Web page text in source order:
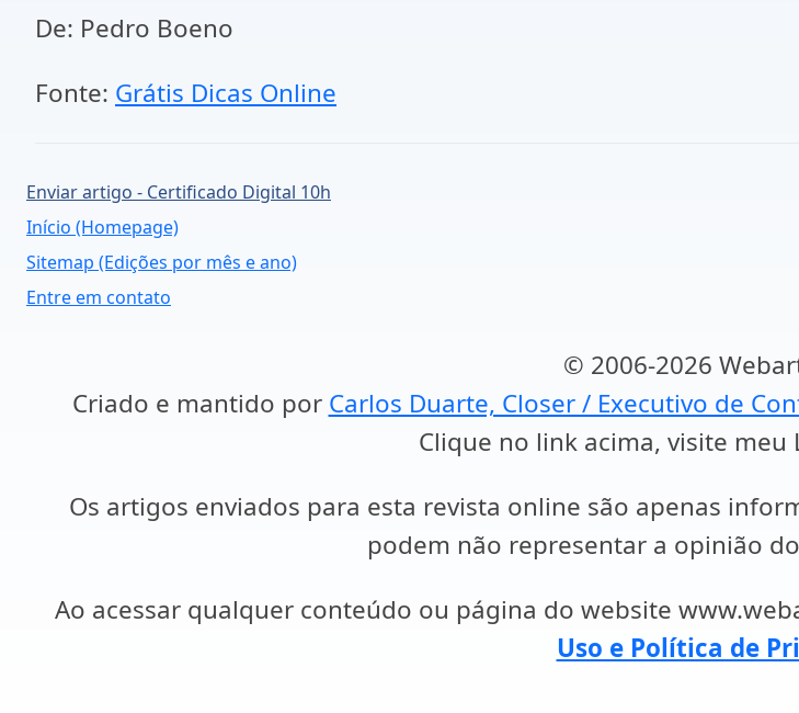
De: Pedro Boeno
Fonte: Grátis Dicas Online
Enviar artigo - Certificado Digital 10h
Início (Homepage)
Sitemap (Edições por mês e ano)
Entre em contato
© 2006-2026
Criado e mantido por Carlos Duarte, Closer / Executivo de
Clique no link acima, visite meu
Os artigos enviados para esta revista online são apenas
podem não representar a opinião
Ao acessar qualquer conteúdo ou página do website
Uso e Política de